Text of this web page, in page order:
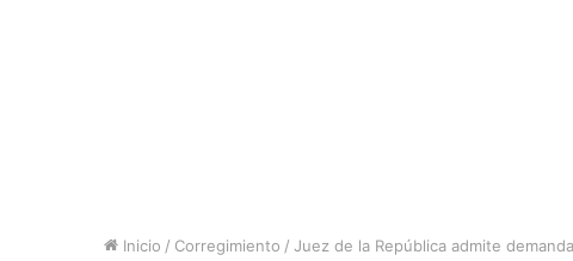
Inicio / Corregimiento / Juez de la República admite